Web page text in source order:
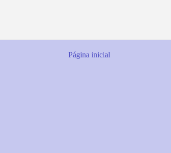
Página inicial